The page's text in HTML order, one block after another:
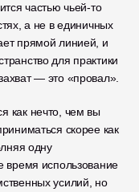
частью чьей-то
а не в единичных
прямой линией, и
для практики
— это «провал».
как нечто, чем вы
скорее как
одну
время использование
усилий, но